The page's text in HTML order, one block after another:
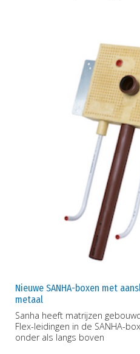
Nieuwe SANHA-boxen met
metaal
Sanha heeft matrijzen
Flex-leidingen in de SANHA-
onder als langs boven